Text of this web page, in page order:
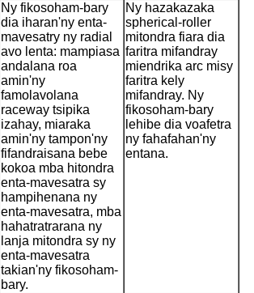
Ny fikosoham-bary
dia iharan'ny enta-
mavesatry ny radial
avo lenta: mampiasa
andalana roa
amin'ny
famolavolana
raceway tsipika
izahay, miaraka
amin'ny tampon'ny
fifandraisana bebe
kokoa mba hitondra
enta-mavesatra sy
hampihenana ny
enta-mavesatra, mba
hahatratrarana ny
lanja mitondra sy ny
enta-mavesatra
takian'ny fikosoham-
bary.
Ny hazakazaka
spherical-roller
mitondra fiara dia
faritra mifandray
miendrika arc misy
faritra kely
mifandray. Ny
fikosoham-bary
lehibe dia voafetra
ny fahafahan'ny
entana.